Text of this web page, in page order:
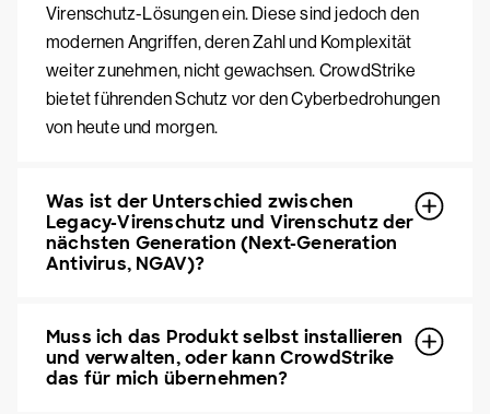
Virenschutz-Lösungen ein. Diese sind jedoch den
modernen Angriffen, deren Zahl und Komplexität
weiter zunehmen, nicht gewachsen. CrowdStrike
bietet führenden Schutz vor den Cyberbedrohungen
von heute und morgen.
Was ist der Unterschied zwischen
Legacy-Virenschutz und Virenschutz der
nächsten Generation (Next-Generation
Antivirus, NGAV)?
Muss ich das Produkt selbst installieren
und verwalten, oder kann CrowdStrike
das für mich übernehmen?